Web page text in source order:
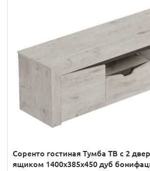
Соренто гостиная Тумба ТВ с 2
ящиком 1400x385x450 дуб